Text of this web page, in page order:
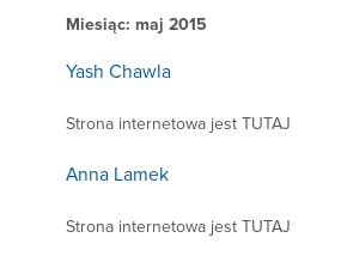
Miesiąc: maj 2015
Yash Chawla
Strona internetowa jest TUTAJ
Anna Lamek
Strona internetowa jest TUTAJ